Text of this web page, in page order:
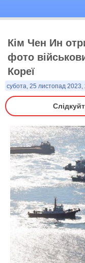
Кім Чен Ин
фото
Кореї
субота, 25 листопад 2023,